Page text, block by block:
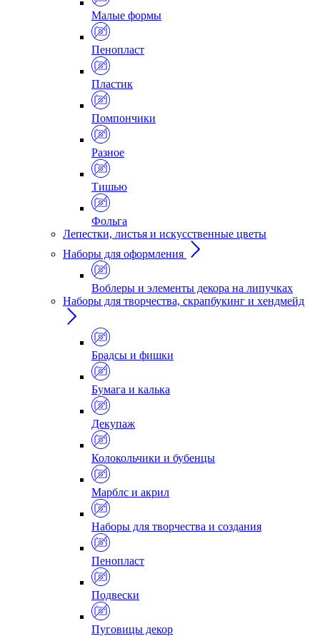
Малые формы
Пенопласт
Пластик
Помпончики
Разное
Тишью
Фольга
Лепестки, листья и искусственные цветы
Наборы для оформления
Воблеры и элементы декора на липучках
Наборы для творчества, скрапбукинг и хендмейд
Брадсы и фишки
Бумага и калька
Декупаж
Колокольчики и бубенцы
Марблс и акрил
Наборы для творчества и создания
Пенопласт
Подвески
Пуговицы декор